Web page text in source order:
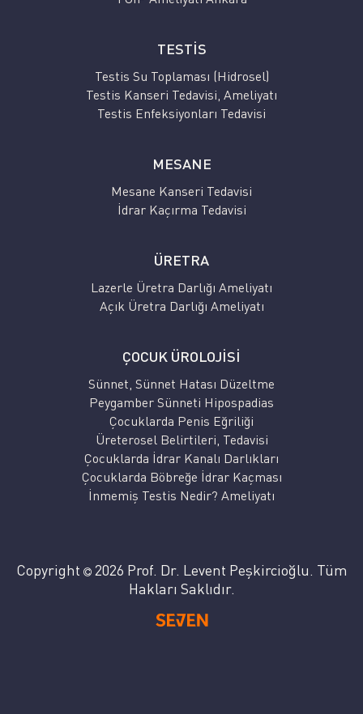
TESTİS
Testis Su Toplaması (Hidrosel)
Testis Kanseri Tedavisi, Ameliyatı
Testis Enfeksiyonları Tedavisi
MESANE
Mesane Kanseri Tedavisi
İdrar Kaçırma Tedavisi
ÜRETRA
Lazerle Üretra Darlığı Ameliyatı
Açık Üretra Darlığı Ameliyatı
ÇOCUK ÜROLOJİSİ
Sünnet, Sünnet Hatası Düzeltme
Peygamber Sünneti Hipospadias
Çocuklarda Penis Eğriliği
Üreterosel Belirtileri, Tedavisi
Çocuklarda İdrar Kanalı Darlıkları
Çocuklarda Böbreğe İdrar Kaçması
İnmemiş Testis Nedir? Ameliyatı
Copyright
2026 Prof. Dr. Levent Peşkircioğlu. Tüm
Hakları Saklıdır.